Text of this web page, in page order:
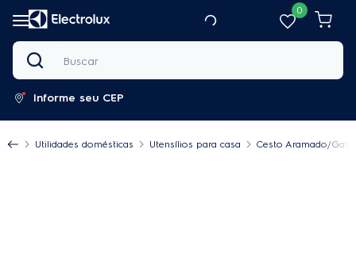
0
Buscar
Informe seu CEP
Utilidades domésticas Utensílios para casa Cesto Aramado/